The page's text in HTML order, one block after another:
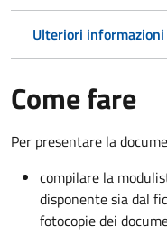
Ulteriori informazioni
Come fare
Per presentare la
compilare la
disponente sia dal
fotocopie dei